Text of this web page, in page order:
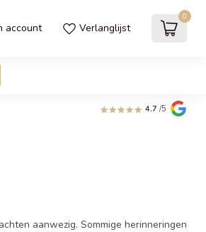
account Verlanglijst
0
4.7 /5
aanwezig. Sommige herinneringen